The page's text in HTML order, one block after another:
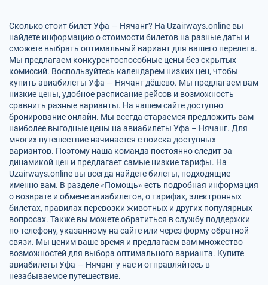
Сколько стоит билет Уфа — Нячанг? На Uzairways.online вы
найдете информацию о стоимости билетов на разные даты и
сможете выбрать оптимальный вариант для вашего перелета.
Мы предлагаем конкурентоспособные цены без скрытых
комиссий. Воспользуйтесь календарем низких цен, чтобы
купить авиабилеты Уфа — Нячанг дёшево. Мы предлагаем вам
низкие цены, удобное расписание рейсов и возможность
сравнить разные варианты. На нашем сайте доступно
бронирование онлайн. Мы всегда стараемся предложить вам
наиболее выгодные цены на авиабилеты Уфа – Нячанг. Для
многих путешествие начинается с поиска доступных
вариантов. Поэтому наша команда постоянно следит за
динамикой цен и предлагает самые низкие тарифы. На
Uzairways.online вы всегда найдете билеты, подходящие
именно вам. В разделе «Помощь» есть подробная информация
о возврате и обмене авиабилетов, о тарифах, электронных
билетах, правилах перевозки животных и других популярных
вопросах. Также вы можете обратиться в службу поддержки
по телефону, указанному на сайте или через форму обратной
связи. Мы ценим ваше время и предлагаем вам множество
возможностей для выбора оптимального варианта. Купите
авиабилеты Уфа — Нячанг у нас и отправляйтесь в
незабываемое путешествие.